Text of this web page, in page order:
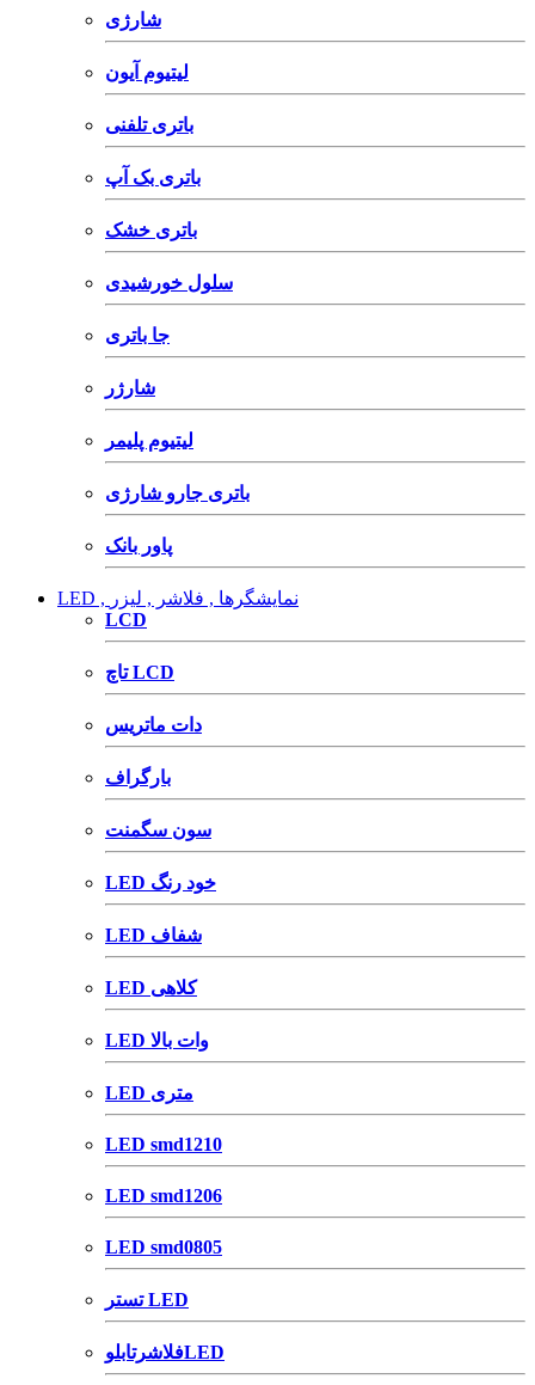
شارژی
لیتیوم آیون
باتری تلفنی
باتری بک آپ
باتری خشک
سلول خورشیدی
جا باتری
شارژر
لیتیوم پلیمر
باتری جارو شارژی
پاور بانک
LED , نمایشگرها , فلاشر , لیزر
LCD
تاچ LCD
دات ماتریس
بارگراف
سون سگمنت
LED خود رنگ
LED شفاف
LED کلاهی
LED وات بالا
LED متری
LED smd1210
LED smd1206
LED smd0805
تستر LED
فلاشرتابلوLED